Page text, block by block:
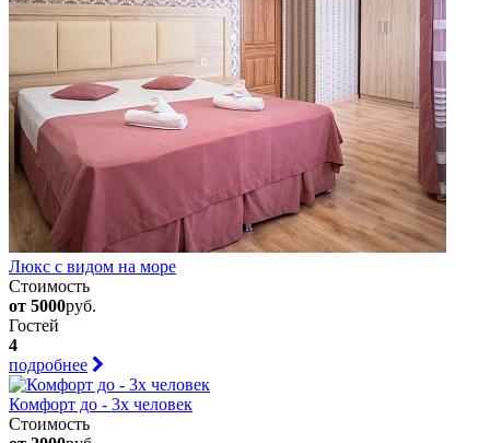
Люкс с видом на море
Стоимость
от 5000руб.
Гостей
4
подробнее
Комфорт до - 3х человек
Стоимость